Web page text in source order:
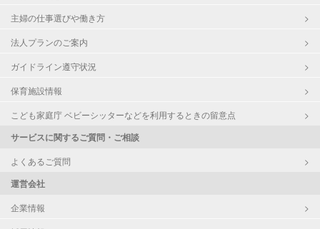
主婦の仕事選びや働き方
法人プランのご案内
ガイドライン遵守状況
保育施設情報
こども家庭庁 ベビーシッターなどを利用するときの留意点
サービスに関するご質問・ご相談
よくあるご質問
運営会社
企業情報